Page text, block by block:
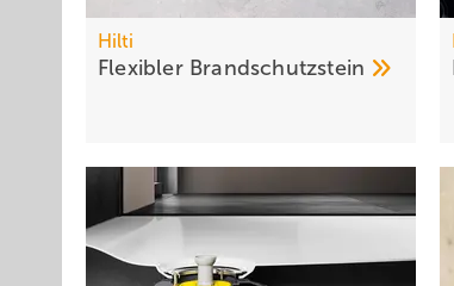
Hilti
Flexibler Brandschutzstein